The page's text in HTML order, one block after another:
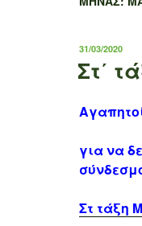
31/03/2020
Στ΄
για να
Στ τάξη